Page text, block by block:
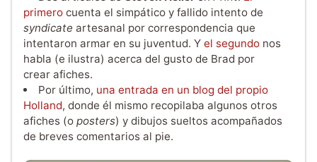
primero cuenta el simpático y fallido intento de
syndicate artesanal por correspondencia que
intentaron armar en su juventud. Y el segundo nos
habla (e ilustra) acerca del gusto de Brad por
crear afiches.
Por último, una entrada en un blog del propio
Holland, donde él mismo recopilaba algunos otros
afiches (o posters) y dibujos sueltos acompañados
de breves comentarios al pie.